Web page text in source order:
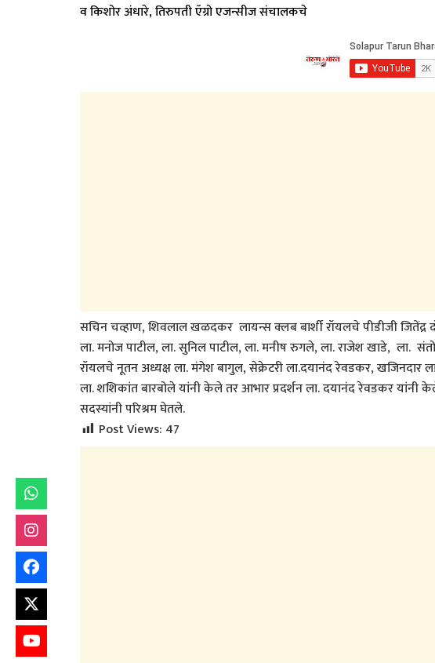
व किशोर अंधारे, तिरुपती ऍग्रो एजन्सीज संचालकचे
सचिन चव्हाण, शिवलाल खळदकर लायन्स क्लब बार्शी रॉयलचे पीडीजी जितेंद्र
ला. मनोज पाटील, ला. सुनिल पाटील, ला. मनीष रुगले, ला. राजेश खाडे, ला.
रॉयलचे नूतन अध्यक्ष ला. मंगेश बागुल, सेक्रेटरी ला.दयानंद रेवडकर, खजिनदार
ला. शशिकांत बारबोले यांनी केले तर आभार प्रदर्शन ला. दयानंद रेवडकर यांनी
सदस्यांनी परिश्रम घेतले.
Post Views: 47